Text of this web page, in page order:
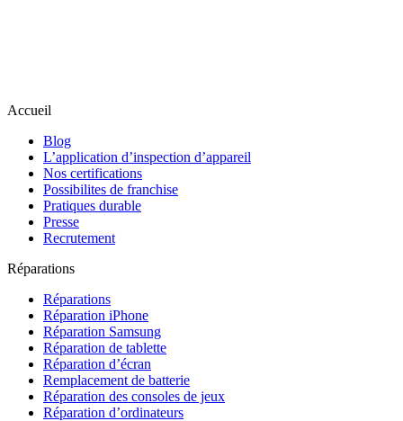
Accueil
Blog
L’application d’inspection d’appareil
Nos certifications
Possibilites de franchise
Pratiques durable
Presse
Recrutement
Réparations
Réparations
Réparation iPhone
Réparation Samsung
Réparation de tablette
Réparation d’écran
Remplacement de batterie
Réparation des consoles de jeux
Réparation d’ordinateurs